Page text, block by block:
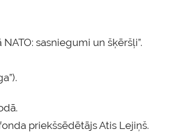
sasniegumi un šķēršļi”.
priekšsēdētājs Atis Lejiņš.